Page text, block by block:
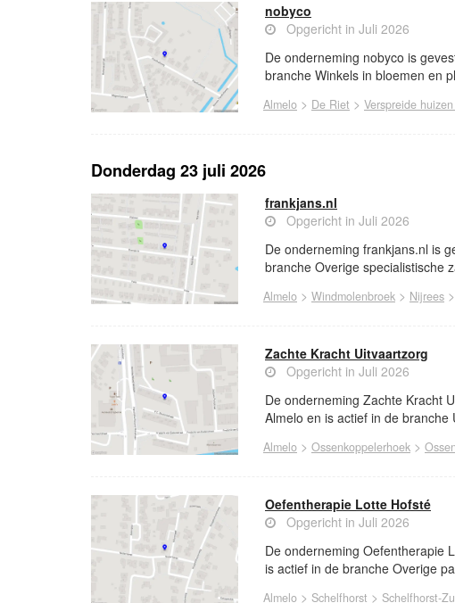
nobyco
Opgericht in Juli 2026
De onderneming nobyco is
branche Winkels in bloemen en
Almelo > De Riet > Verspreide
Donderdag 23 juli 2026
frankjans.nl
Opgericht in Juli 2026
De onderneming frankjans.nl is
branche Overige specialistische
Almelo > Windmolenbroek > Nijrees >
Zachte Kracht Uitvaartzorg
Opgericht in Juli 2026
De onderneming Zachte Kracht
Almelo en is actief in de branche
Almelo > Ossenkoppelerhoek >
Oefentherapie Lotte Hofsté
Opgericht in Juli 2026
De onderneming Oefentherapie
is actief in de branche Overige
Almelo > Schelfhorst > Schelfhorst-